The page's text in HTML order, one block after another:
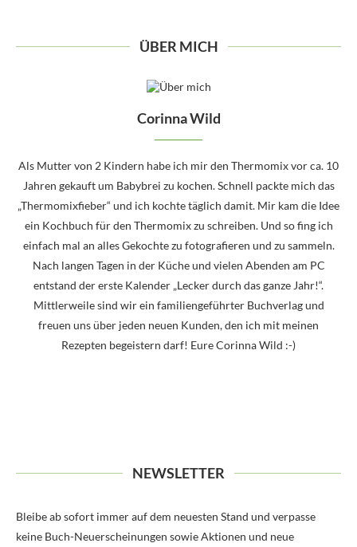
ÜBER MICH
Corinna Wild
Als Mutter von 2 Kindern habe ich mir den Thermomix vor ca. 10
Jahren gekauft um Babybrei zu kochen. Schnell packte mich das
„Thermomixfieber“ und ich kochte täglich damit. Mir kam die Idee
ein Kochbuch für den Thermomix zu schreiben. Und so fing ich
einfach mal an alles Gekochte zu fotografieren und zu sammeln.
Nach langen Tagen in der Küche und vielen Abenden am PC
entstand der erste Kalender „Lecker durch das ganze Jahr!“.
Mittlerweile sind wir ein familiengeführter Buchverlag und
freuen uns über jeden neuen Kunden, den ich mit meinen
Rezepten begeistern darf! Eure Corinna Wild :-)
NEWSLETTER
Bleibe ab sofort immer auf dem neuesten Stand und verpasse
keine Buch-Neuerscheinungen sowie Aktionen und neue